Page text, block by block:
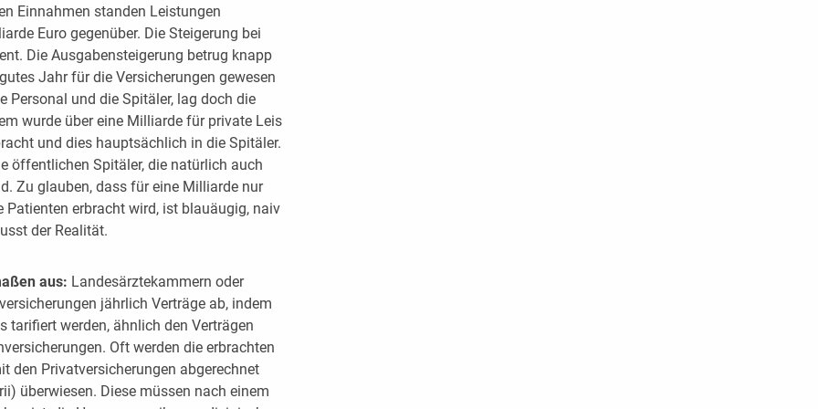
Einnahmen standen Leistungen
Euro gegenüber. Die Steigerung bei
Die Ausgabensteigerung betrug knapp
Jahr für die Versicherungen gewesen
Personal und die Spitäler, lag doch die
wurde über eine Milliarde für private Leis
und dies hauptsächlich in die Spitäler.
öffentlichen Spitäler, die natürlich auch
Zu glauben, dass für eine Milliarde nur
Patienten erbracht wird, ist blauäugig, naiv
der Realität.
aus: Landesärztekammern oder
jährlich Verträge ab, indem
tarifiert werden, ähnlich den Verträgen
Oft werden die erbrachten
den Privatversicherungen abgerechnet
überwiesen. Diese müssen nach einem